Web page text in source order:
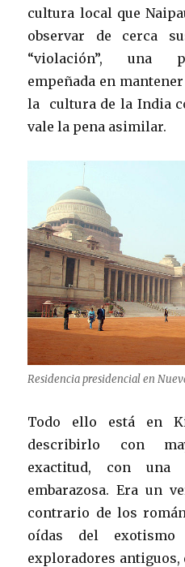
cultura local que
observar de cerca
“violación”, una
empeñada en
la cultura de la India
vale la pena asimilar.
Residencia presidencial en
Todo ello está en
describirlo con
exactitud, con una
embarazosa. Era un
contrario de los
oídas del
exploradores antiguos,